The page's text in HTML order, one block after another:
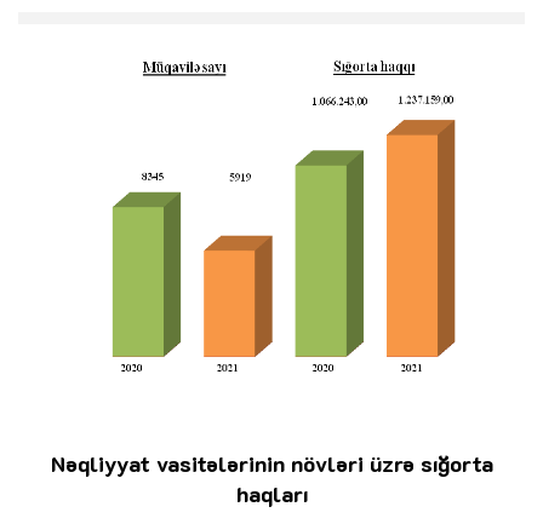
Nəqliyyat vasitələrinin növləri üzrə sığorta
haqları